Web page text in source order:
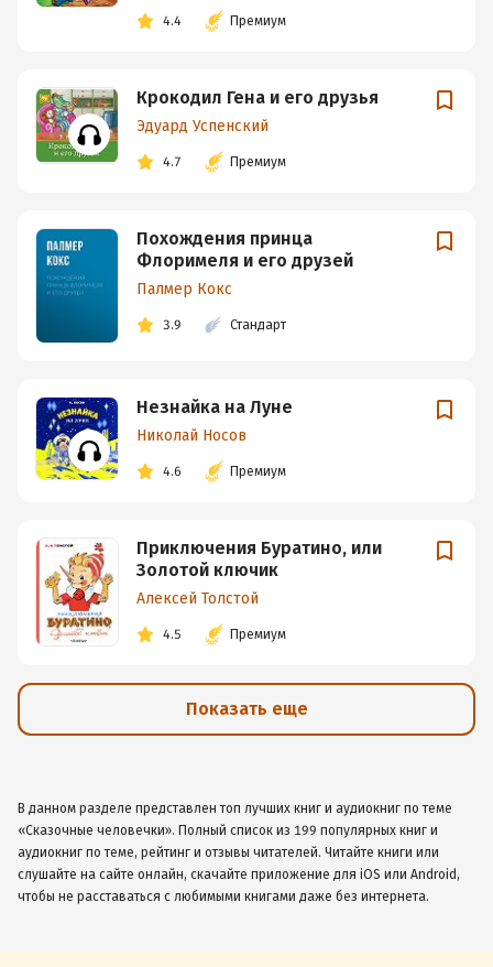
4.4 Премиум
Крокодил Гена и его друзья
Эдуард Успенский
4.7 Премиум
Похождения принца
Флоримеля и его друзей
Палмер Кокс
3.9 Стандарт
Незнайка на Луне
Николай Носов
4.6 Премиум
Приключения Буратино, или
Золотой ключик
Алексей Толстой
4.5 Премиум
Показать еще
В данном разделе представлен топ лучших книг и аудиокниг по теме
«Сказочные человечки». Полный список из 199 популярных книг и
аудиокниг по теме, рейтинг и отзывы читателей. Читайте книги или
слушайте на сайте онлайн, скачайте приложение для iOS или Android,
чтобы не расставаться с любимыми книгами даже без интернета.